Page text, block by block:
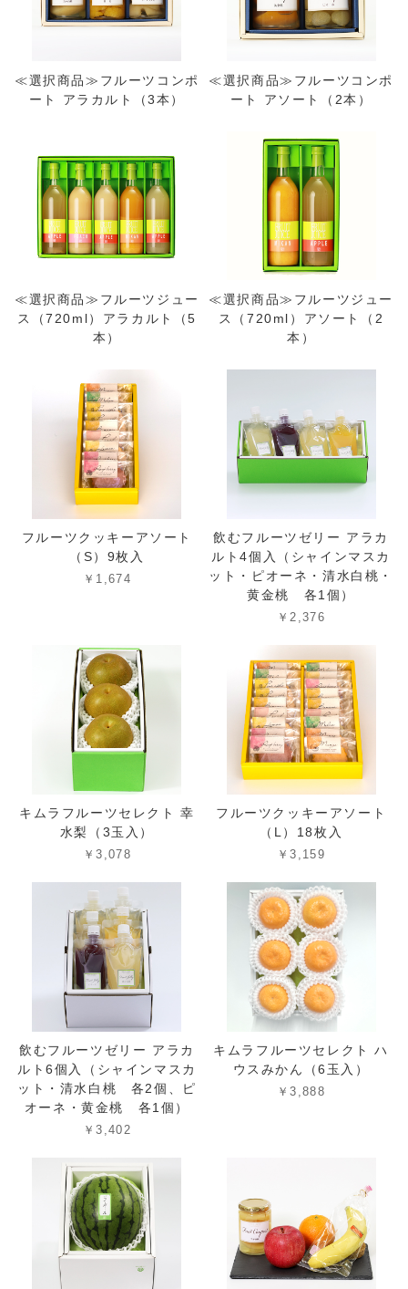
≪選択商品≫フルーツコンポ
ート アラカルト（3本）
≪選択商品≫フルーツコンポ
ート アソート（2本）
≪選択商品≫フルーツジュー
ス（720ml）アラカルト（5
本）
≪選択商品≫フルーツジュー
ス（720ml）アソート（2
本）
フルーツクッキーアソート
（S）9枚入
￥1,674
飲むフルーツゼリー アラカ
ルト4個入（シャインマスカ
ット・ピオーネ・清水白桃・
黄金桃 各1個）
￥2,376
キムラフルーツセレクト 幸
水梨（3玉入）
￥3,078
フルーツクッキーアソート
（L）18枚入
￥3,159
飲むフルーツゼリー アラカ
ルト6個入（シャインマスカ
ット・清水白桃 各2個、ピ
オーネ・黄金桃 各1個）
￥3,402
キムラフルーツセレクト ハ
ウスみかん（6玉入）
￥3,888